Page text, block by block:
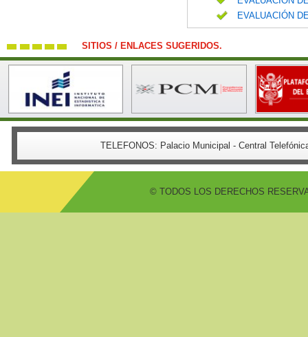
EVALUACIÓN
SITIOS / ENLACES SUGERIDOS.
TELEFONOS: Palacio Municipal - Central
© TODOS LOS DERECHOS